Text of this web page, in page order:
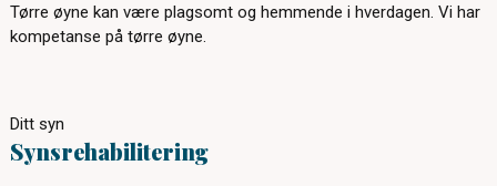
Tørre øyne kan være plagsomt og hemmende i hverdagen. Vi har
kompetanse på tørre øyne.
Ditt syn
Synsrehabilitering